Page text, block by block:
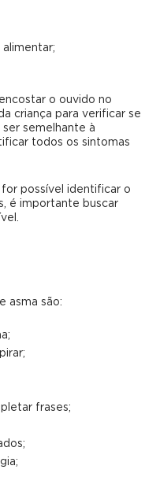
o ouvido no
criança para verificar se
semelhante à
todos os sintomas
for possível identificar o
é importante buscar
asma são:
frases;